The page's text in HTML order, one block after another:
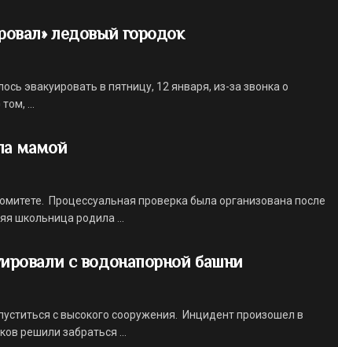
ледовый городок
эвакуировать в пятницу, 12 января, из-за звонка о
...
мамой
Процессуальная проверка была организована после
школьница родила ...
с водонапорной башни
с высокого сооружения. Инцидент произошел в
решили забраться ...